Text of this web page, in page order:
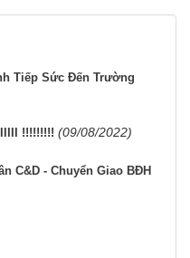
Tiếp Sức Đến Trường
!!!!!!!!! (09/08/2022)
C&D - Chuyển Giao BĐH